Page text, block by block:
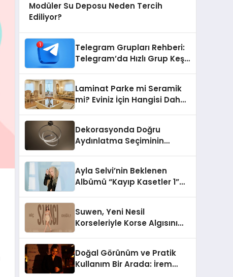
Modüler Su Deposu Neden Tercih
Ediliyor?
Telegram Grupları Rehberi:
Telegram’da Hızlı Grup Keşfi
Laminat Parke mi Seramik
mi? Eviniz İçin Hangisi Daha
Dekorasyonda Doğru
Aydınlatma Seçiminin
Ayla Selvi’nin Beklenen
Albümü “Kayıp Kasetler 1”
Suwen, Yeni Nesil
Korseleriyle Korse Algısını
Doğal Görünüm ve Pratik
Kullanım Bir Arada: İrem